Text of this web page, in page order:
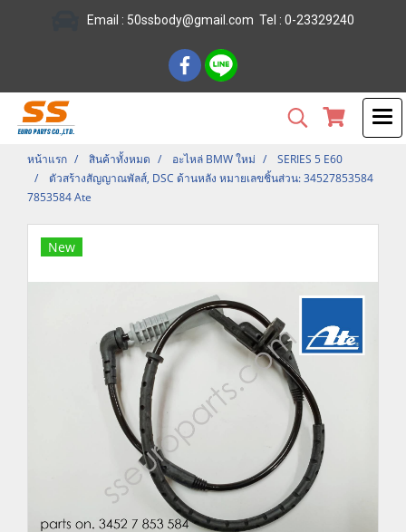
Email : 50ssbody@gmail.com Tel : 0-23329240
หน้าแรก สินค้าทั้งหมด อะไหล่ BMW ใหม่
SERIES 5 E60
ตัวสร้างสัญญาณพัลส์, DSC ด้านหลัง หมายเลขชิ้นส่วน: 34527853584
7853584 Ate
New